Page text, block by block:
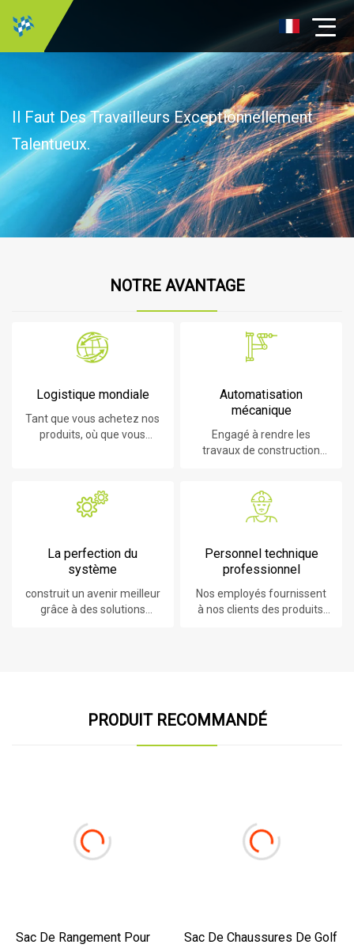
Il Faut Des Travailleurs Exceptionnellement
Talentueux.
NOTRE AVANTAGE
Logistique mondiale
Tant que vous achetez nos
produits, où que vous
Automatisation
mécanique
Engagé à rendre les
travaux de construction
La perfection du
système
construit un avenir meilleur
grâce à des solutions
Personnel technique
professionnel
Nos employés fournissent
à nos clients des produits,
PRODUIT RECOMMANDÉ
Sac De Rangement Pour
Sac De Chaussures De Golf